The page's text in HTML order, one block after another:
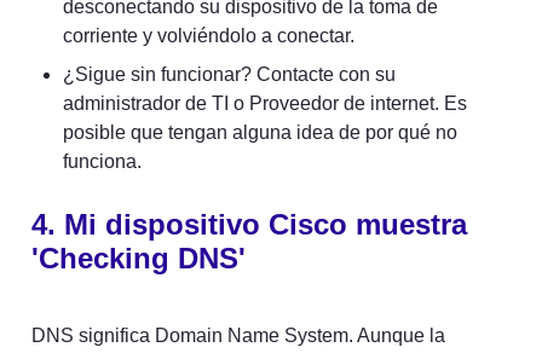
desconectando su dispositivo de la toma de
corriente y volviéndolo a conectar.
¿Sigue sin funcionar? Contacte con su
administrador de TI o Proveedor de internet. Es
posible que tengan alguna idea de por qué no
funciona.
4. Mi dispositivo Cisco muestra
'Checking DNS'
DNS significa Domain Name System. Aunque la